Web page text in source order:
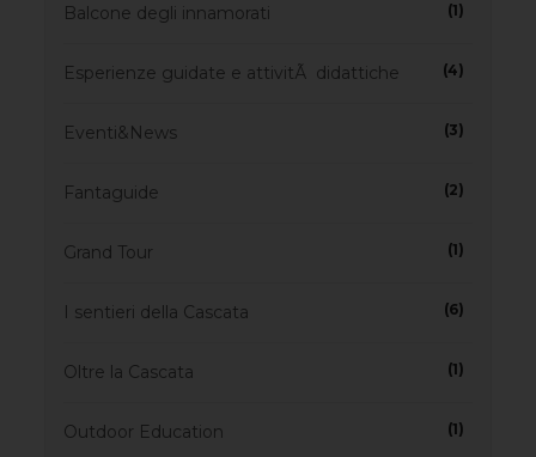
Balcone degli innamorati (1)
Esperienze guidate e attivitÃ didattiche (4)
Eventi&News (3)
Fantaguide (2)
Grand Tour (1)
I sentieri della Cascata (6)
Oltre la Cascata (1)
Outdoor Education (1)